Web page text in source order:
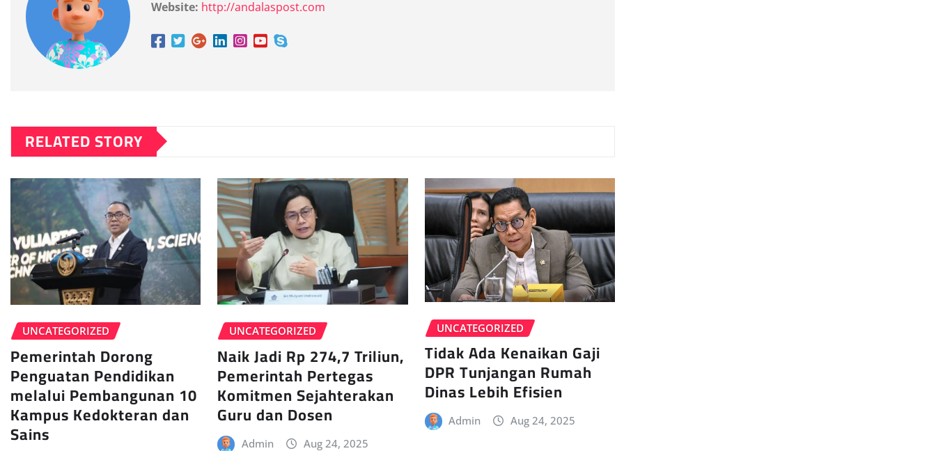
Website: http://andalaspost.com
RELATED STORY
UNCATEGORIZED
Pemerintah Dorong
Penguatan Pendidikan
melalui Pembangunan 10
Kampus Kedokteran dan
Sains
UNCATEGORIZED
Naik Jadi Rp 274,7 Triliun,
Pemerintah Pertegas
Komitmen Sejahterakan
Guru dan Dosen
Admin Aug 24, 2025
UNCATEGORIZED
Tidak Ada Kenaikan Gaji
DPR Tunjangan Rumah
Dinas Lebih Efisien
Admin Aug 24, 2025